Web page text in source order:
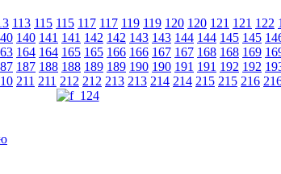
113 115 115 117 117 119 119 120 120 121 121 122
140 141 141 142 142 143 143 144 144 145 145
164 164 165 165 166 166 167 167 168 168 169
187 188 188 189 189 190 190 191 191 192 192
211 211 212 212 213 213 214 214 215 215 216